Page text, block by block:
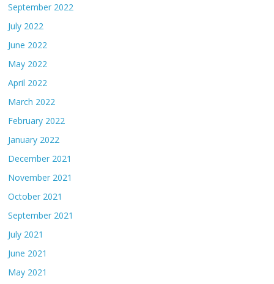
September 2022
July 2022
June 2022
May 2022
April 2022
March 2022
February 2022
January 2022
December 2021
November 2021
October 2021
September 2021
July 2021
June 2021
May 2021